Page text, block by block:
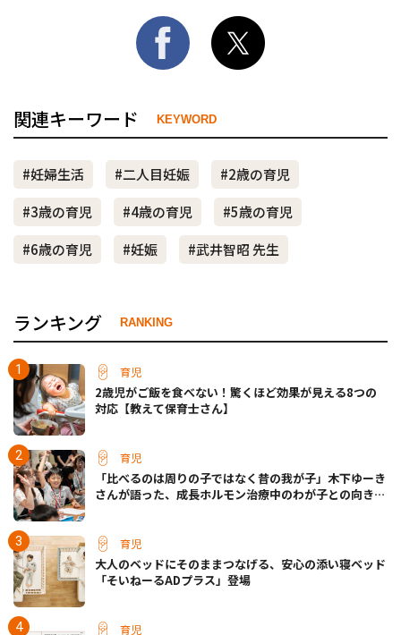
関連キーワード KEYWORD
#妊婦生活 #二人目妊娠
#2歳の育児
#3歳の育児
#4歳の育児
#5歳の育児
#6歳の育児
#妊娠 #武井智昭 先生
ランキング RANKING
育児
2歳児がご飯を食べない！驚くほど効果が見える8つの
対応【教えて保育士さん】
育児
「比べるのは周りの子ではなく昔の我が子」木下ゆーき
さんが語った、成長ホルモン治療中のわが子との向き合
育児
大人のベッドにそのままつなげる、安心の添い寝ベッド
「そいねーるADプラス」登場
育児